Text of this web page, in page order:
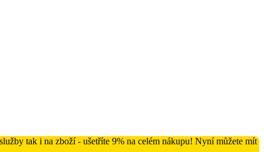
tak i na zboží - ušetříte 9% na celém nákupu! Nyní můžete mít